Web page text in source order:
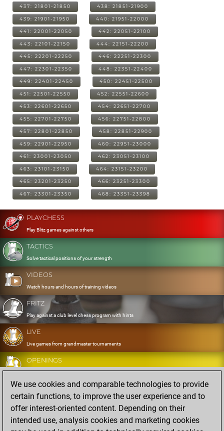
437: 21801-21850 438: 21851-21900
439: 21901-21950 440: 21951-22000
441: 22001-22050 442: 22051-22100
443: 22101-22150 444: 22151-22200
445: 22201-22250 446: 22251-22300
447: 22301-22350 448: 22351-22400
449: 22401-22450 450: 22451-22500
451: 22501-22550 452: 22551-22600
453: 22601-22650 454: 22651-22700
455: 22701-22750 456: 22751-22800
457: 22801-22850 458: 22851-22900
459: 22901-22950 460: 22951-23000
461: 23001-23050 462: 23051-23100
463: 23101-23150 464: 23151-23200
465: 23201-23250 466: 23251-23300
467: 23301-23350 468: 23351-23398
PLAYCHESS
Play Blitz games against others
TACTICS
Solve tactical positions of your strength
VIDEOS
Watch hours and hours of training videos
FRITZ
Play against a club level chess program with hints
LIVE
Live games from grandmaster tournaments
OPENINGS
Develop and exercise your openings
DATABASE
Eight million strong games
MYGAMES
Store and analyse your own games in the cloud
We use cookies and comparable technologies to provide
certain functions, to improve the user experience and to
offer interest-oriented content. Depending on their
intended use, analysis cookies and marketing cookies